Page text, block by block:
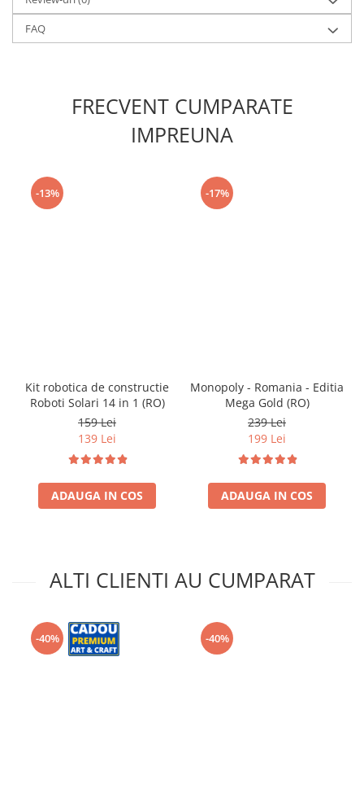
FAQ
FRECVENT CUMPARATE
IMPREUNA
-13%
Kit robotica de constructie
Roboti Solari 14 in 1 (RO)
159 Lei
139 Lei
ADAUGA IN COS
-17%
Monopoly - Romania - Editia
Mega Gold (RO)
239 Lei
199 Lei
ADAUGA IN COS
ALTI CLIENTI AU CUMPARAT
-40% -40%